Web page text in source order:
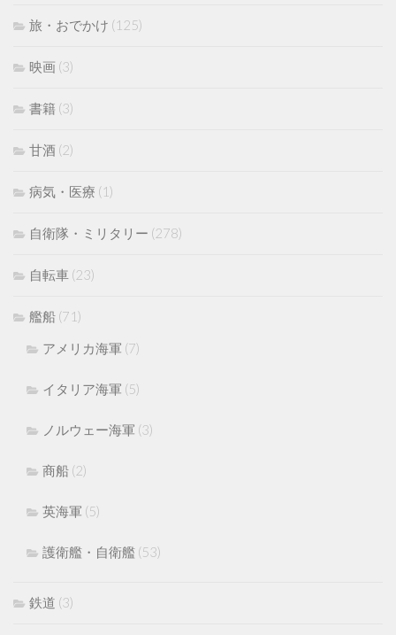
旅・おでかけ (125)
映画 (3)
書籍 (3)
甘酒 (2)
病気・医療 (1)
自衛隊・ミリタリー (278)
自転車 (23)
艦船 (71)
アメリカ海軍 (7)
イタリア海軍 (5)
ノルウェー海軍 (3)
商船 (2)
英海軍 (5)
護衛艦・自衛艦 (53)
鉄道 (3)